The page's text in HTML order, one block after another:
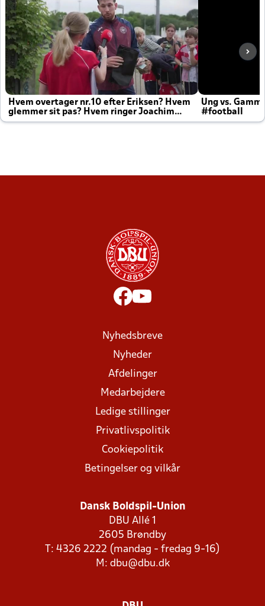
Hvem overtager nr.10 efter Eriksen? Hvem
glemmer sit pas? Hvem ringer Joachim
altid til efter kampe?
Ung vs.
#football
Nyhedsbreve
Nyheder
Afdelinger
Medarbejdere
Ledige stillinger
Privatlivspolitik
Cookiepolitik
Betingelser og vilkår
Dansk Boldspil-Union
DBU Allé 1
2605 Brøndby
T: 4326 2222 (mandag - fredag 9-16)
M: dbu@dbu.dk